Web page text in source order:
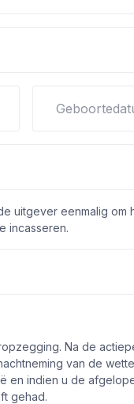
uitgever eenmalig om
incasseren.
Na de
van de
en indien u de
gehad.